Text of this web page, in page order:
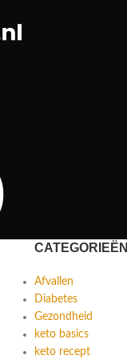
CATEGORIEËN
Afvallen
Diabetes
Gezondheid
keto basics
keto recept